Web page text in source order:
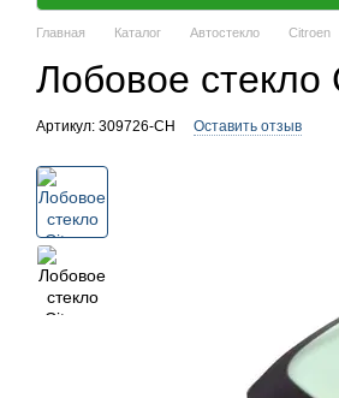
Главная Каталог Автостекло Citroen
Лобовое
Артикул: 309726-CH Оставить отзыв